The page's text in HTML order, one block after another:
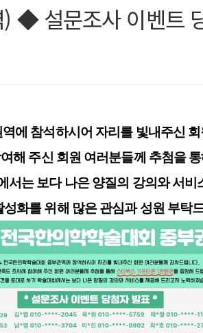
) ◆ 설문조사 이벤트
에 참석하시어 자리를 빛내주신
해 주신 회원 여러분들께 추첨을
서는 보다 나은 양질의 강의와 서
화를 위해 많은 관심과 성원 부탁